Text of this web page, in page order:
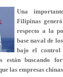
Una
Filipinas
respecto a la
base naval de
bajo el control
están buscando
las empresas